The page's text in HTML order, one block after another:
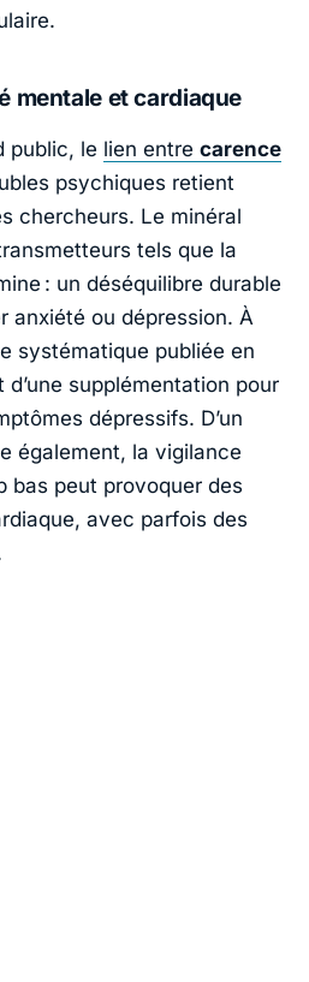
mentale et cardiaque
public, le lien entre carence
psychiques retient
chercheurs. Le minéral
tels que la
: un déséquilibre durable
anxiété ou dépression. À
systématique publiée en
d’une supplémentation pour
dépressifs. D’un
également, la vigilance
bas peut provoquer des
avec parfois des